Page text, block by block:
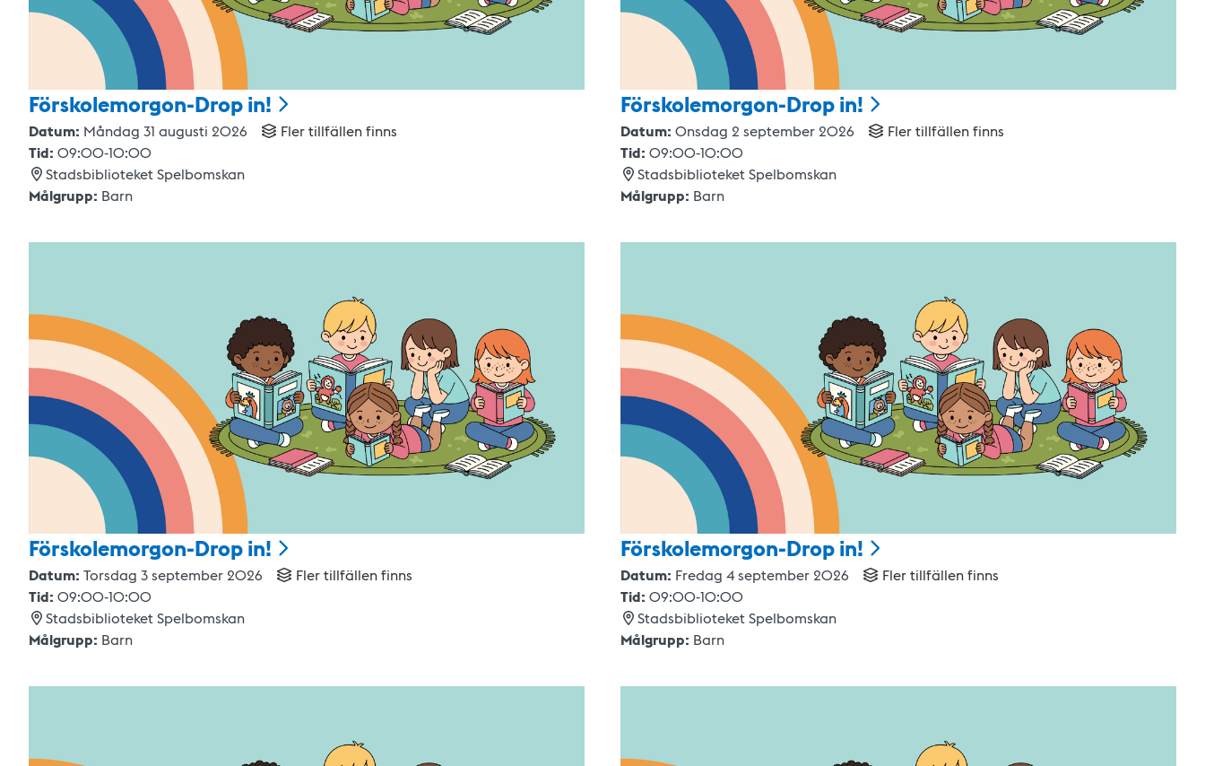
Förskolemorgon-Dropin!
Datum: Måndag 31 augusti 2026
Fler tillfällen finns
Tid: 09:00-10:00
Stadsbiblioteket Spelbomskan
Målgrupp: Barn
Förskolemorgon-Dropin!
Datum: Onsdag 2 september 2026
Fler tillfällen finns
Tid: 09:00-10:00
Stadsbiblioteket Spelbomskan
Målgrupp: Barn
Förskolemorgon-Dropin!
Datum: Torsdag 3 september 2026
Fler tillfällen finns
Tid: 09:00-10:00
Stadsbiblioteket Spelbomskan
Målgrupp: Barn
Förskolemorgon-Dropin!
Datum: Fredag 4 september 2026
Fler tillfällen finns
Tid: 09:00-10:00
Stadsbiblioteket Spelbomskan
Målgrupp: Barn